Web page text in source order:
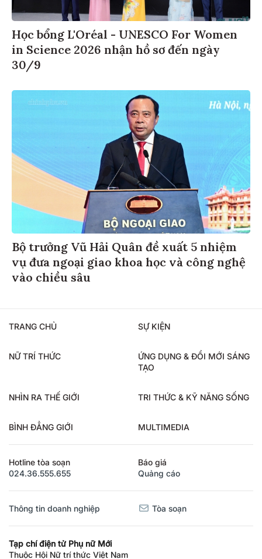
Học bổng L'Oréal - UNESCO For Women
in Science 2026 nhận hồ sơ đến ngày
30/9
Bộ trưởng Vũ Hải Quân đề xuất 5 nhiệm
vụ đưa ngoại giao khoa học và công nghệ
vào chiều sâu
TRANG CHỦ SỰ KIỆN
NỮ TRÍ THỨC
ỨNG DỤNG & ĐỔI MỚI SÁNG
TẠO
NHÌN RA THẾ GIỚI TRI THỨC & KỸ NĂNG SỐNG
BÌNH ĐẲNG GIỚI MULTIMEDIA
Hotline tòa soạn
024.36.555.655
Báo giá
Quảng cáo
Thông tin doanh nghiệp Tòa soạn
Tạp chí điện tử Phụ nữ Mới
Thuộc Hội Nữ trí thức Việt Nam